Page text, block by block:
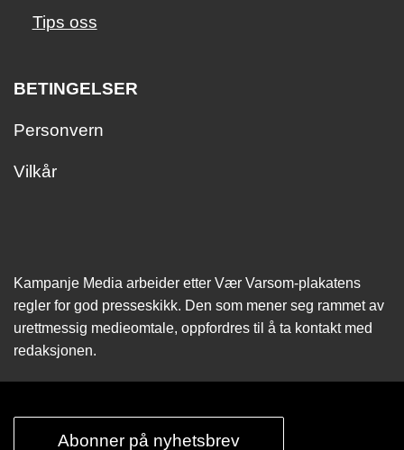
Tips oss
BETINGELSER
Personvern
Vilkår
Kampanje Media arbeider etter Vær Varsom-plakatens
regler for god presseskikk. Den som mener seg rammet av
urettmessig medie­omtale, oppfordres til å ta kontakt med
redaksjonen.
Abonner på nyhetsbrev